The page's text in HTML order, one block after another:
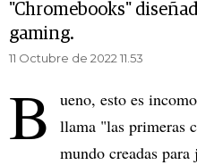
"Chromebooks"
gaming.
11 Octubre de 2022 11.53
B ueno, esto es
llama "las primeras
mundo creadas